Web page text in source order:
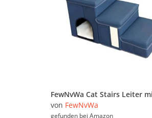
von FewNvWa
gefunden bei Amazon